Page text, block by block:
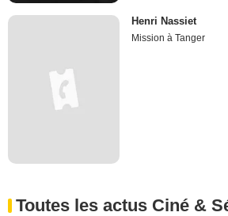
Henri Nassiet
Mission à Tanger
Toutes les actus Ciné &